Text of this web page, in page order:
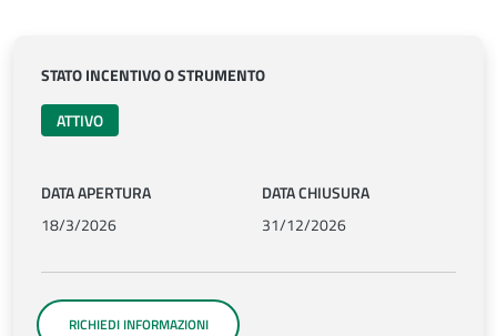
STATO INCENTIVO O STRUMENTO
ATTIVO
DATA APERTURA
18/3/2026
DATA CHIUSURA
31/12/2026
RICHIEDI INFORMAZIONI